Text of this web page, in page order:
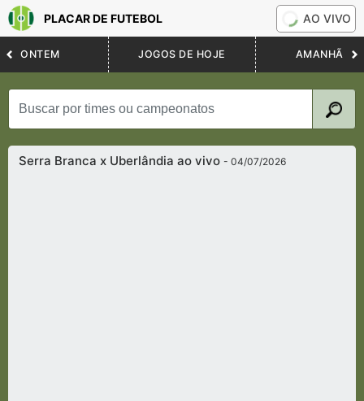
PLACAR DE FUTEBOL AO VIVO
ONTEM JOGOS DE HOJE AMANHÃ
Serra Branca x Uberlândia ao vivo- 04/07/2026